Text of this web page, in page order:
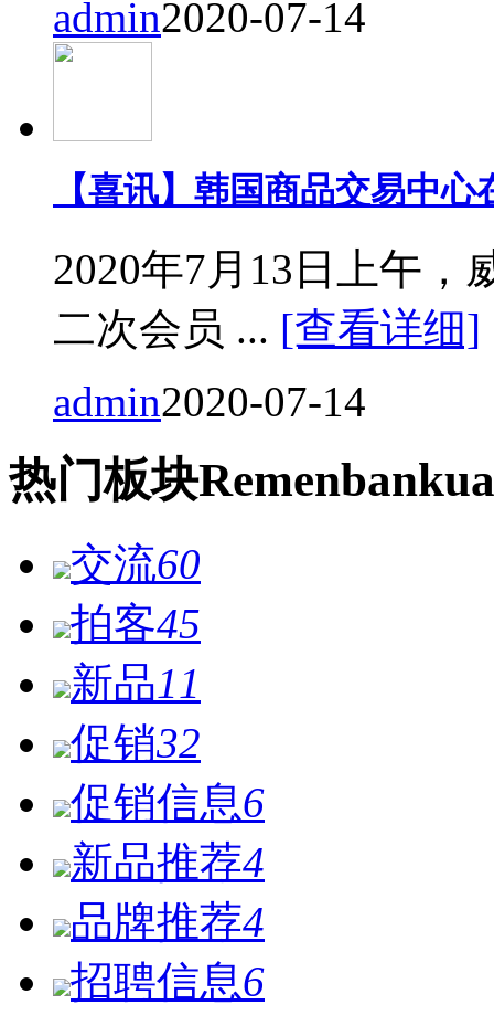
admin2020-07-14
【喜讯】韩国商品交易中
2020年7月13日上午，
二次会员 ... [查看详细]
admin2020-07-14
热门板块Remen
交流60
拍客45
新品11
促销32
促销信息6
新品推荐4
品牌推荐4
招聘信息6